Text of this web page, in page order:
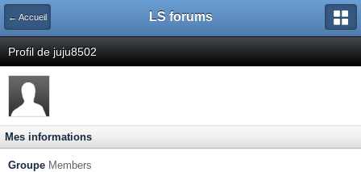
← Accueil LS forums
Profil de juju8502
Mes informations
Groupe Members